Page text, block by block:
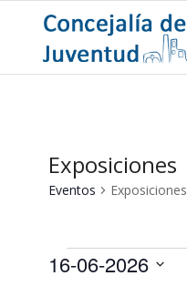
Exposiciones
Eventos Exposiciones
Eventos
16-06-2026